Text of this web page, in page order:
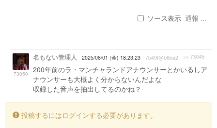
ソース表示 通報 ...
73050
名もない管理人 2025/08/01 (金) 18:23:23 7b49f@b6ba2 >> 73045
200年前のラ・マンチャランドアナウンサーとかいるしア
ナウンサーも大概よく分からないんだよな
収録した音声を抽出してるのかね？
投稿するにはログインする必要があります。